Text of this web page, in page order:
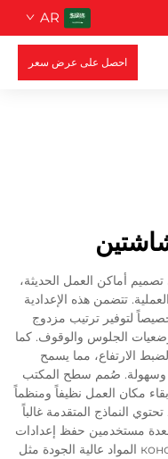
AR
احصل على عرض سعر
أماكن العمل الحديثة،
تتضمن هذه الإعدادية
لتوفير ترتيب مزدوج
الجلوس والوقوف. كما
لضبط الارتفاع، مما يسمح
وسهولة. صُمم سطح المكتب
مكان العمل نظيفاً ومنظماً
النماذج المتقدمة غالباً
مستخدمين حفظ إعدادات
الارتفاع المفضلة لديهم. وتتميز конструкция المواد عالية الجودة مثل